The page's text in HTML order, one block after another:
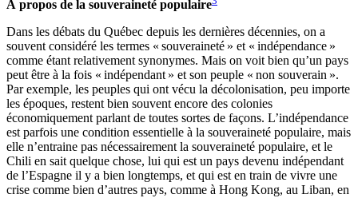
À propos de la souveraineté populaire
Dans les débats du Québec depuis les dernières décennies, on a
souvent considéré les termes « souveraineté » et « indépendance »
comme étant relativement synonymes. Mais on voit bien qu’un pays
peut être à la fois « indépendant » et son peuple « non souverain ».
Par exemple, les peuples qui ont vécu la décolonisation, peu importe
les époques, restent bien souvent encore des colonies
économiquement parlant de toutes sortes de façons. L’indépendance
est parfois une condition essentielle à la souveraineté populaire, mais
elle n’entraine pas nécessairement la souveraineté populaire, et le
Chili en sait quelque chose, lui qui est un pays devenu indépendant
de l’Espagne il y a bien longtemps, et qui est en train de vivre une
crise comme bien d’autres pays, comme à Hong Kong, au Liban, en